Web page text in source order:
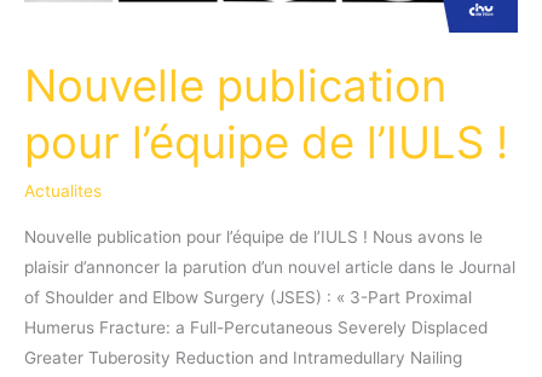
Nouvelle publication
pour l’équipe de l’IULS !
Actualites
Nouvelle publication pour l’équipe de l’IULS ! Nous avons le
plaisir d’annoncer la parution d’un nouvel article dans le Journal
of Shoulder and Elbow Surgery (JSES) : « 3-Part Proximal
Humerus Fracture: a Full-Percutaneous Severely Displaced
Greater Tuberosity Reduction and Intramedullary Nailing